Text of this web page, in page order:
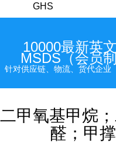
GHS
10000最新英
MSDS（会员
针对供应链、物流、货代企业
二甲氧基甲烷
醛；甲